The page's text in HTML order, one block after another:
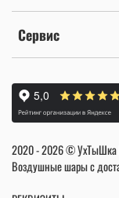
Сервис
2020 - 2026 ©
Воздушные шары с